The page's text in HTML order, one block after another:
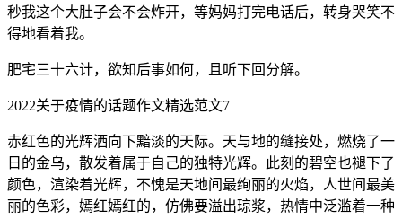
秒我这个大肚子会不会炸开，等妈妈打完电话后，转身哭笑不
得地看着我。
肥宅三十六计，欲知后事如何，且听下回分解。
2022关于疫情的话题作文精选范文7
赤红色的光辉洒向下黯淡的天际。天与地的缝接处，燃烧了一
日的金乌，散发着属于自己的独特光辉。此刻的碧空也褪下了
颜色，渲染着光辉，不愧是天地间最绚丽的火焰，人世间最美
丽的色彩，嫣红嫣红的，仿佛要溢出琼浆，热情中泛滥着一种